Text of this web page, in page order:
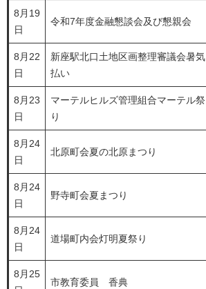
8月19
日
令和7年度金融懇談会及び懇親会
8月22
日
新座駅北口土地区画整理審議会暑気
払い
8月23
日
マーテルヒルズ管理組合マーテル祭
り
8月24
日
北原町会夏の北原まつり
8月24
日
野寺町会夏まつり
8月24
日
道場町内会灯明夏祭り
8月25
市教育委員 香典